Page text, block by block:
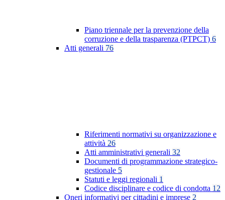
Piano triennale per la prevenzione della
corruzione e della trasparenza (PTPCT) 6
Atti generali 76
Riferimenti normativi su organizzazione e
attività 26
Atti amministrativi generali 32
Documenti di programmazione strategico-
gestionale 5
Statuti e leggi regionali 1
Codice disciplinare e codice di condotta 12
Oneri informativi per cittadini e imprese 2